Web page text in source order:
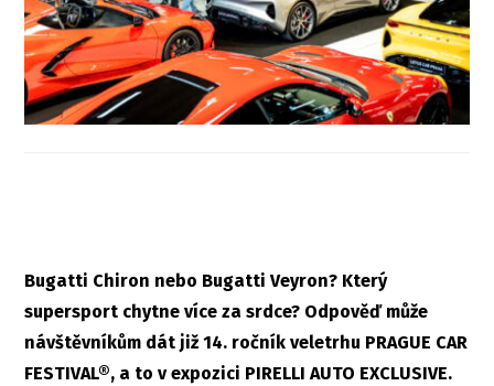
Bugatti Chiron nebo Bugatti Veyron? Který
supersport chytne více za srdce? Odpověď může
návštěvníkům dát již 14. ročník veletrhu PRAGUE CAR
FESTIVAL®, a to v expozici PIRELLI AUTO EXCLUSIVE.